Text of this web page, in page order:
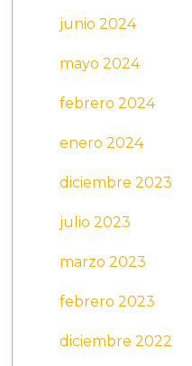
junio 2024
mayo 2024
febrero 2024
enero 2024
diciembre 2023
julio 2023
marzo 2023
febrero 2023
diciembre 2022